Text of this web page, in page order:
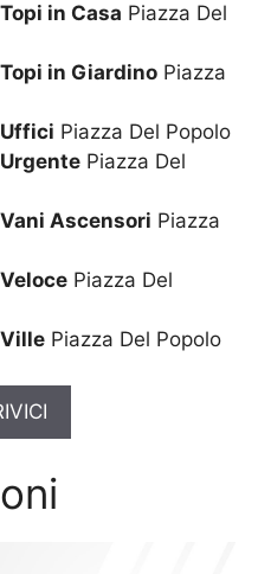
in Casa Piazza Del
in Giardino Piazza
Piazza Del Popolo
Piazza Del
Ascensori Piazza
Piazza Del
Piazza Del Popolo